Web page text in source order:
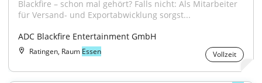
Blackfire – schon mal gehört? Falls nicht: Als Mitarbeiter
für Versand- und Exportabwicklung sorgst...
ADC Blackfire Entertainment GmbH
Ratingen, Raum Essen Vollzeit